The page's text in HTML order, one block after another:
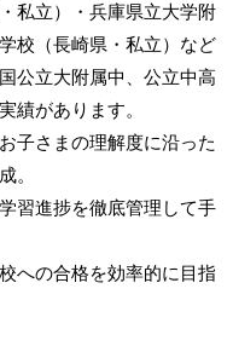
私立）・兵庫県立大学附
校（長崎県・私立）など
公立大附属中、公立中高
績があります。
子さまの理解度に沿った
。
習進捗を徹底管理して手
への合格を効率的に目指